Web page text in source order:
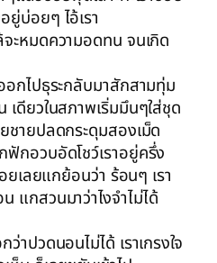
ยู่บ่อยๆ ไอ้เรา
ะหมดความอดทน จนเกิด
อกไปธุระกลับมาสักสามทุ่ม
ดียวในสภาพเริ่มมึนๆใส่ชุด
ชายปลดกระดุมสองเม็ด
กอวบอัดโชว์เราอยู่ครึ่ง
ยเลยแกย้อนว่า ร้อนๆ เรา
แกสวนมาว่าไงจำไม่ได้
าปวดนอนไม่ได้ เราเกรงใจ